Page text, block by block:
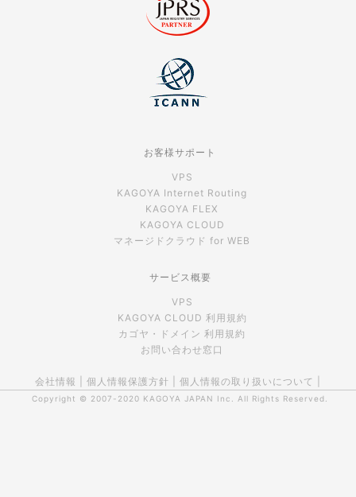
お客様サポート
VPS
KAGOYA Internet Routing
KAGOYA FLEX
KAGOYA CLOUD
マネージドクラウド for WEB
サービス概要
VPS
KAGOYA CLOUD 利用規約
カゴヤ・ドメイン 利用規約
お問い合わせ窓口
会社情報 個人情報保護方針 個人情報の取り扱いについて
Copyright © 2007-2020 KAGOYA JAPAN Inc. All Rights Reserved.